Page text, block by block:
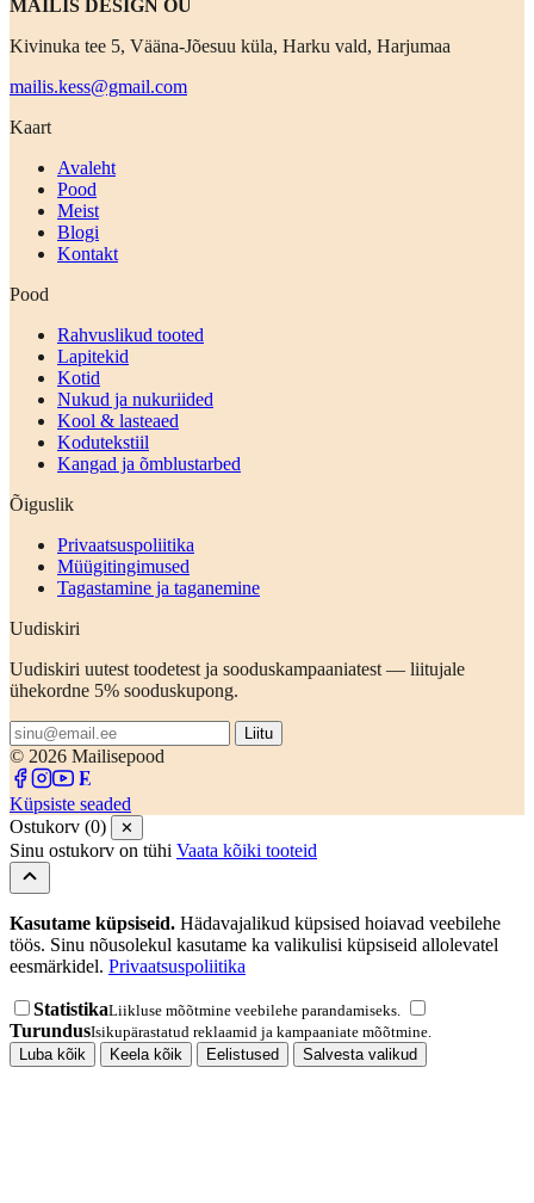
MAILIS DESIGN OÜ
Kivinuka tee 5, Vääna-Jõesuu küla, Harku vald, Harjumaa
mailis.kess@gmail.com
Kaart
Avaleht
Pood
Meist
Blogi
Kontakt
Pood
Rahvuslikud tooted
Lapitekid
Kotid
Nukud ja nukuriided
Kool & lasteaed
Kodutekstiil
Kangad ja õmblustarbed
Õiguslik
Privaatsuspoliitika
Müügitingimused
Tagastamine ja taganemine
Uudiskiri
Uudiskiri uutest toodetest ja sooduskampaaniatest — liitujale
ühekordne 5% sooduskupong.
Liitu
© 2026 Mailisepood
Küpsiste seaded
Ostukorv (0)
✕
Sinu ostukorv on tühi Vaata kõiki tooteid
Kasutame küpsiseid. Hädavajalikud küpsised hoiavad veebilehe
töös. Sinu nõusolekul kasutame ka valikulisi küpsiseid allolevatel
eesmärkidel. Privaatsuspoliitika
StatistikaLiikluse mõõtmine veebilehe parandamiseks.
TurundusIsikupärastatud reklaamid ja kampaaniate mõõtmine.
Luba kõik
Keela kõik Eelistused Salvesta valikud